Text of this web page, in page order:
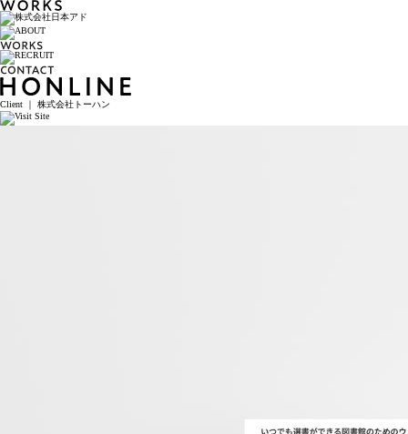
Client ｜ 株式会社トーハン